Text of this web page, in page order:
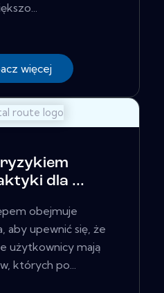
więcej
dla ...
obejmuje
aby upewnić się, że
użytkownicy mają
których po...